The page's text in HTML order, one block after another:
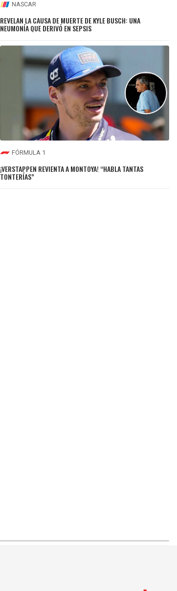
NASCAR
REVELAN LA CAUSA DE MUERTE DE KYLE BUSCH: UNA
NEUMONÍA QUE DERIVÓ EN SEPSIS
FÓRMULA 1
¡VERSTAPPEN REVIENTA A MONTOYA! “HABLA TANTAS
TONTERÍAS”